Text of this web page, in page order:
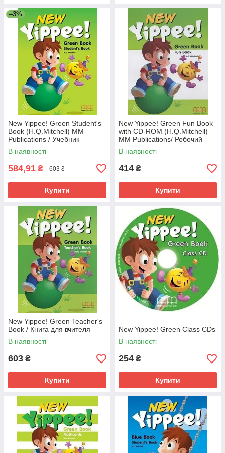
–3%
New Yippee! Green Student's
Book (H.Q.Mitchell) MM
Publications / Учебник
В наявності
584,91 ₴ 603 ₴
Купити
New Yippee! Green Fun Book
with CD-ROM (H.Q.Mitchell)
MM Publications/ Робочий
зошит
В наявності
414 ₴
Купити
New Yippee! Green Teacher's
Book / Книга для вчителя
В наявності
603 ₴
Купити
New Yippee! Green Class CDs
В наявності
254 ₴
Купити